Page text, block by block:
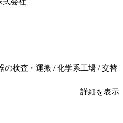
の検査・運搬 / 化学系工場 / 交替
詳細を表示